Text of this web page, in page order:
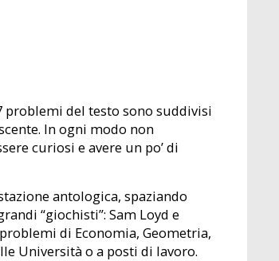
problemi del testo sono suddivisi
In ogni modo non
curiosi e avere un po’ di
antologica, spaziando
“giochisti”: Sam Loyd e
di Economia, Geometria,
Università o a posti di lavoro.